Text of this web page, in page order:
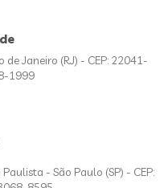
Janeiro (RJ) - CEP: 22041-
1999
- São Paulo (SP) - CEP: